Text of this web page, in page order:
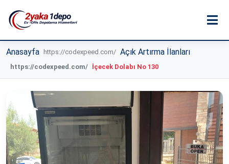
Anasayfa Açık Artırma İlanları
İçecek Dolabı No 130